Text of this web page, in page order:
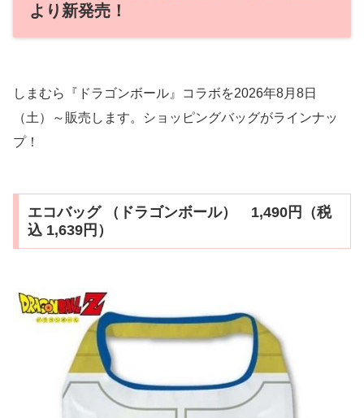
より新発売！
しまむら『ドラゴンボール』コラボを2026年8月8日
（土）～販売します。ショッピングバッグがラインナッ
プ！
エコバッグ （ドラゴンボール） 1,490円（税
込 1,639円）